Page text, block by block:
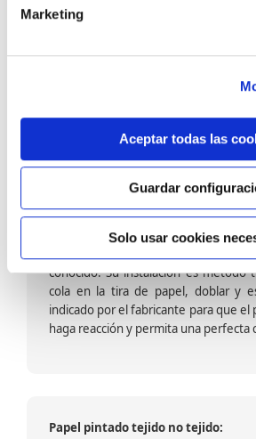
Marketing
Aceptar todas las
Guardar
Solo usar cookies
barniz multiadherente en base
fuegos, se recomienda proteger con
dado que el frotar en exceso
colocación es cola en la pared y
colocación es fácil rápida y sencilla.
Papel pintado calidad papel:
Formado por una capa de papel
conocido. Su instalación es método
cola en la tira de papel, doblar y
indicado por el fabricante para que el
haga reacción y permita una perfecta
Papel pintado tejido no tejido: